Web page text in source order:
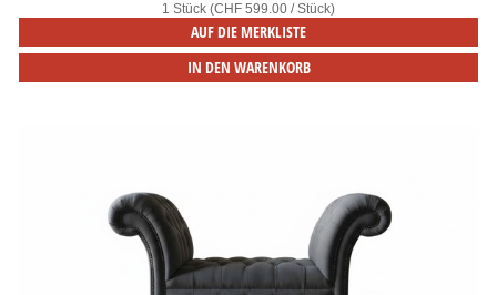
1 Stück (CHF 599.00 / Stück)
AUF DIE MERKLISTE
IN DEN WARENKORB